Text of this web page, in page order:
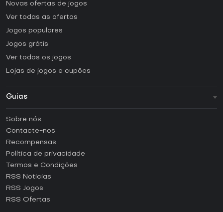
Novas ofertas de jogos
Ver todas as ofertas
Jogos populares
Jogos grátis
Ver todos os jogos
Lojas de jogos e cupões
Guias
Como ativar uma CD Key Steam?
Como ativar uma CD Key Epic Games?
Como ativar uma CD Key GOG?
Como ativar uma CD Key Ubisoft Connect?
Sobre nós
Contacte-nos
Recompensas
Política de privacidade
Termos e Condições
RSS Noticias
RSS Jogos
RSS Ofertas